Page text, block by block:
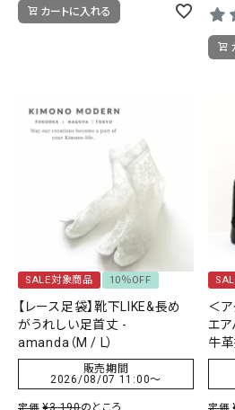
カートに入れる
SALE対象商品 10％OFF
【レース足袋】靴下LIKE&長め
がうれしい足首丈 -
amanda（M / L）
販売期間
2026/08/07 11:00〜
定価 ¥3,190のところ
＜
エア
牛革
定価